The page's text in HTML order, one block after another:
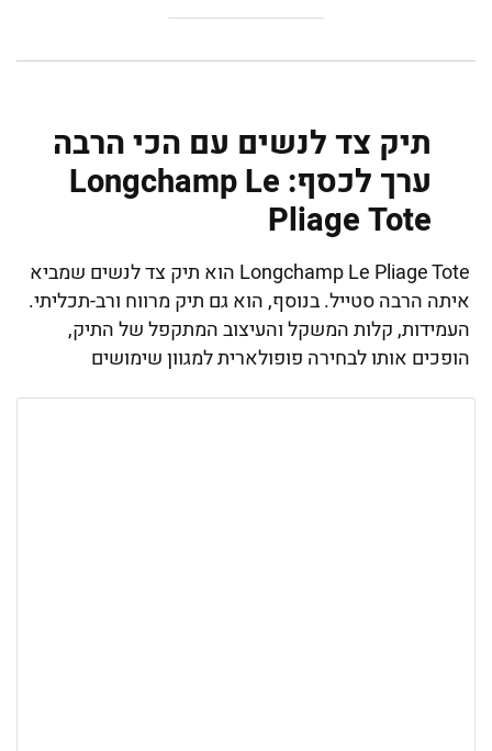
תיק צד לנשים עם הכי הרבה
ערך לכסף: Longchamp Le
Pliage Tote
Longchamp Le Pliage Tote הוא תיק צד לנשים שמביא
איתה הרבה סטייל. בנוסף, הוא גם תיק מרווח ורב-תכליתי.
העמידות, קלות המשקל והעיצוב המתקפל של התיק,
הופכים אותו לבחירה פופולארית למגוון שימושים